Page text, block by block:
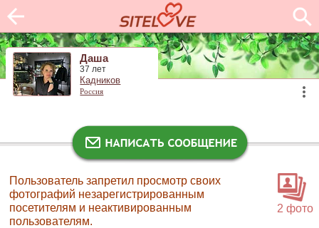
Даша
37 лет
Кадников
Россия
2 фото
Пользователь запретил просмотр своих
фотографий незарегистрированным
посетителям и неактивированным
пользователям.